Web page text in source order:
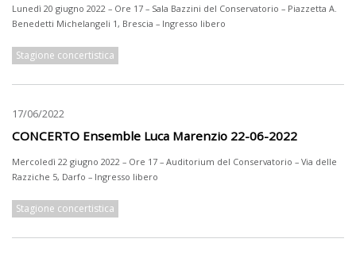
Lunedì 20 giugno 2022 – Ore 17 – Sala Bazzini del Conservatorio – Piazzetta A.
Benedetti Michelangeli 1, Brescia – Ingresso libero
Stagione concertistica
17/06/2022
CONCERTO Ensemble Luca Marenzio 22-06-2022
Mercoledì 22 giugno 2022 – Ore 17 – Auditorium del Conservatorio – Via delle
Razziche 5, Darfo – Ingresso libero
Stagione concertistica